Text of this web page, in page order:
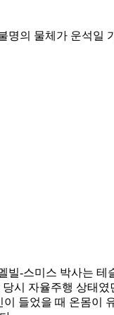
의 물체가 운석
-스미스 박사는
시 자율주행 상태
들었을 때 온몸이